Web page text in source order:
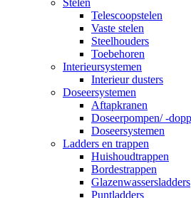
Telescoopstelen
Vaste stelen
Steelhouders
Toebehoren
Interieursystemen
Interieur dusters
Doseersystemen
Aftapkranen
Doseerpompen/ -
Doseersystemen
Ladders en trappen
Huishoudtrappen
Bordestrappen
Glazenwassersladders
Puntladders